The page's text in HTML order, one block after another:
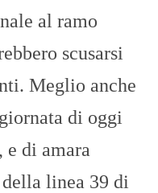
al ramo
scusarsi
Meglio anche
di oggi
e di amara
linea 39 di